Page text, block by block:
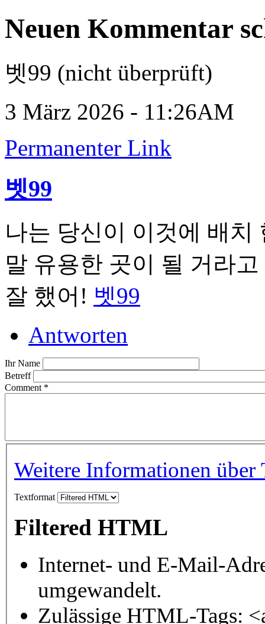
Neuen Kommentar
벳99 (nicht überprüft)
3 März 2026 - 11:26AM
Permanenter Link
벳99
나는 당신이 이것에 배치
말 유용한 곳이 될 거라
잘 했어! 벳99
Antworten
Ihr Name
Betreff
Comment *
Weitere Informationen über
Textformat
Filtered HTML
Internet- und E-Mail-
umgewandelt.
Zulässige HTML-Tags: